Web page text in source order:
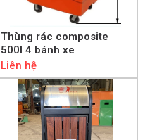
Thùng rác composite
500l 4 bánh xe
Liên hệ